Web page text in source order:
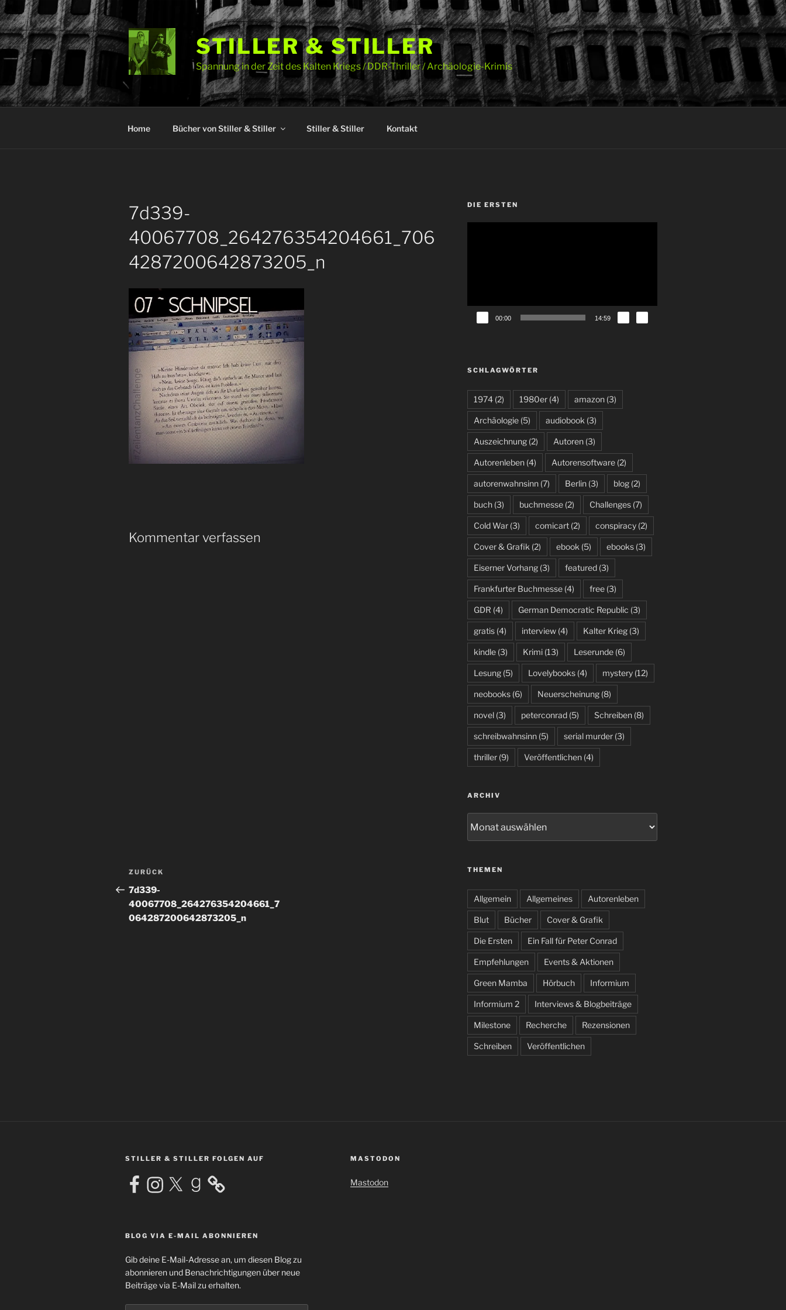
Zum
Inhalt
springen
STILLER & STILLER
Spannung in der Zeit des Kalten Kriegs / DDR-Thriller / Archäologie-Krimis
Home Bücher von Stiller & Stiller Stiller & Stiller Kontakt
7d339-
40067708_264276354204661_706
4287200642873205_n
Kommentar verfassen
Beitragsnavigation
Vorheriger
Beitrag
ZURÜCK
7d339-
40067708_264276354204661_7
064287200642873205_n
DIE ERSTEN
00:00 14:59
SCHLAGWÖRTER
1974(2) 1980er(4) amazon(3)
Archäologie(5) audiobook (3)
Auszeichnung(2) Autoren(3)
Autorenleben(4) Autorensoftware(2)
autorenwahnsinn(7) Berlin(3) blog(2)
buch(3) buchmesse(2) Challenges(7)
Cold War(3) comicart(2) conspiracy(2)
Cover & Grafik (2) ebook (5) ebooks(3)
Eiserner Vorhang(3) featured(3)
Frankfurter Buchmesse(4) free(3)
GDR (4) German Democratic Republic (3)
gratis(4) interview(4) Kalter Krieg(3)
kindle(3) Krimi(13) Leserunde(6)
Lesung(5) Lovelybooks(4) mystery(12)
neobooks(6) Neuerscheinung(8)
novel(3) peterconrad(5) Schreiben(8)
schreibwahnsinn(5) serial murder(3)
thriller(9) Veröffentlichen(4)
ARCHIV
THEMEN
Allgemein Allgemeines Autorenleben
Blut Bücher Cover & Grafik
Die Ersten Ein Fall für Peter Conrad
Empfehlungen Events & Aktionen
Green Mamba Hörbuch Informium
Informium 2 Interviews & Blogbeiträge
Milestone Recherche Rezensionen
Schreiben Veröffentlichen
STILLER & STILLER FOLGEN AUF
FacebookInstagram
X Goodreads
BLOG VIA E-MAIL ABONNIEREN
Gib deine E-Mail-Adresse an, um diesen Blog zu
abonnieren und Benachrichtigungen über neue
Beiträge via E-Mail zu erhalten.
MASTODON
Mastodon